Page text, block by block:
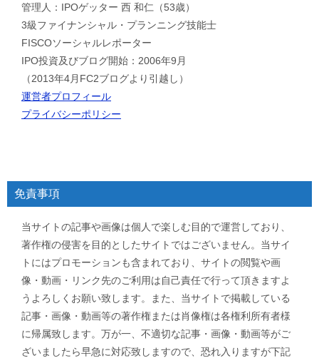
管理人：IPOゲッター 西 和仁（53歳）
3級ファイナンシャル・プランニング技能士
FISCOソーシャルレポーター
IPO投資及びブログ開始：2006年9月
（2013年4月FC2ブログより引越し）
運営者プロフィール
プライバシーポリシー
免責事項
当サイトの記事や画像は個人で楽しむ目的で運営しており、
著作権の侵害を目的としたサイトではございません。当サイ
トにはプロモーションも含まれており、サイトの閲覧や画
像・動画・リンク先のご利用は自己責任で行って頂きますよ
うよろしくお願い致します。また、当サイトで掲載している
記事・画像・動画等の著作権または肖像権は各権利所有者様
に帰属致します。万が一、不適切な記事・画像・動画等がご
ざいましたら早急に対応致しますので、恐れ入りますが下記